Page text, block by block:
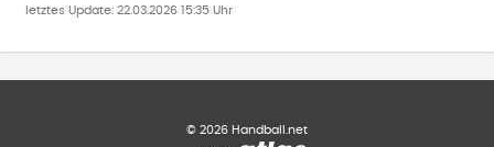
letztes Update: 22.03.2026 15:35 Uhr
© 2026 Handball.net